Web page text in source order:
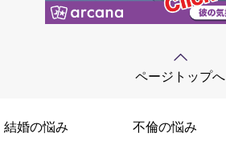
ページトップへ
結婚の悩み 不倫の悩み